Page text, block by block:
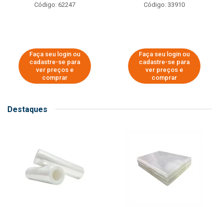
Código: 62247
Faça seu login ou
cadastre-se para
ver preços e
comprar
Código: 33910
Faça seu login ou
cadastre-se para
ver preços e
comprar
Destaques